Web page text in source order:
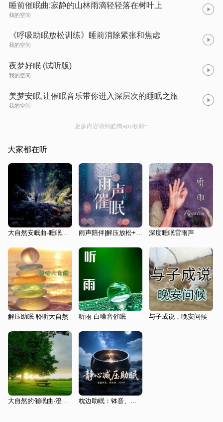
睡前催眠曲:寂静的山林雨滴轻轻落在树叶上
我的空间
《呼吸助眠放松训练》睡前消除紧张和焦虑
我的空间
夜梦好眠 (试听版)
我的空间
美梦安眠,让催眠音乐带你进入深层次的睡眠之旅
我的空间
更多内容请到酷狗app收听~
大家都在听
深度睡眠雷雨声
解压助眠 聆听大自然 听雨-白噪音催眠 与子成说，晚安问候